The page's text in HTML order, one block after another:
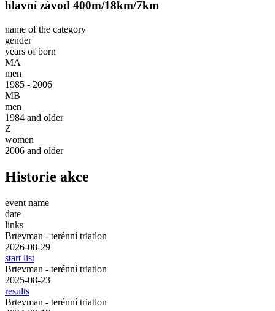
hlavní závod 400m/18km/7km
name of the category
gender
years of born
MA
men
1985 - 2006
MB
men
1984 and older
Z
women
2006 and older
Historie akce
event name
date
links
Brtevman - terénní triatlon
2026-08-29
start list
Brtevman - terénní triatlon
2025-08-23
results
Brtevman - terénní triatlon